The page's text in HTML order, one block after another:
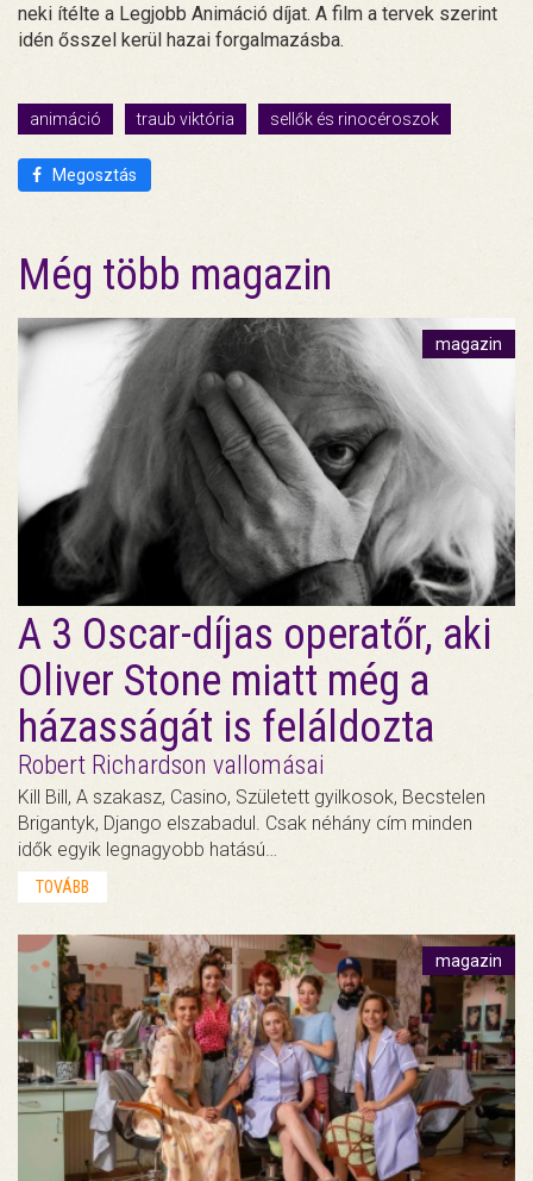
neki ítélte a Legjobb Animáció díjat. A film a tervek szerint
idén ősszel kerül hazai forgalmazásba.
animáció traub viktória sellők és rinocéroszok
Megosztás
Még több magazin
magazin
A 3 Oscar-díjas operatőr, aki
Oliver Stone miatt még a
házasságát is feláldozta
Robert Richardson vallomásai
Kill Bill, A szakasz, Casino, Született gyilkosok, Becstelen
Brigantyk, Django elszabadul. Csak néhány cím minden
idők egyik legnagyobb hatású…
TOVÁBB
magazin